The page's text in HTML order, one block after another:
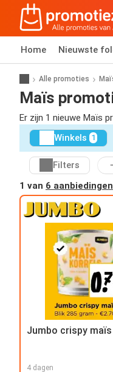
Home Nieuwste
Alle promoties
Maïs
Er zijn 1 nieuwe Maïs
Winkels 1
Filters
1 van 6 aanbiedingen
Jumbo crispy maïs
4 dagen